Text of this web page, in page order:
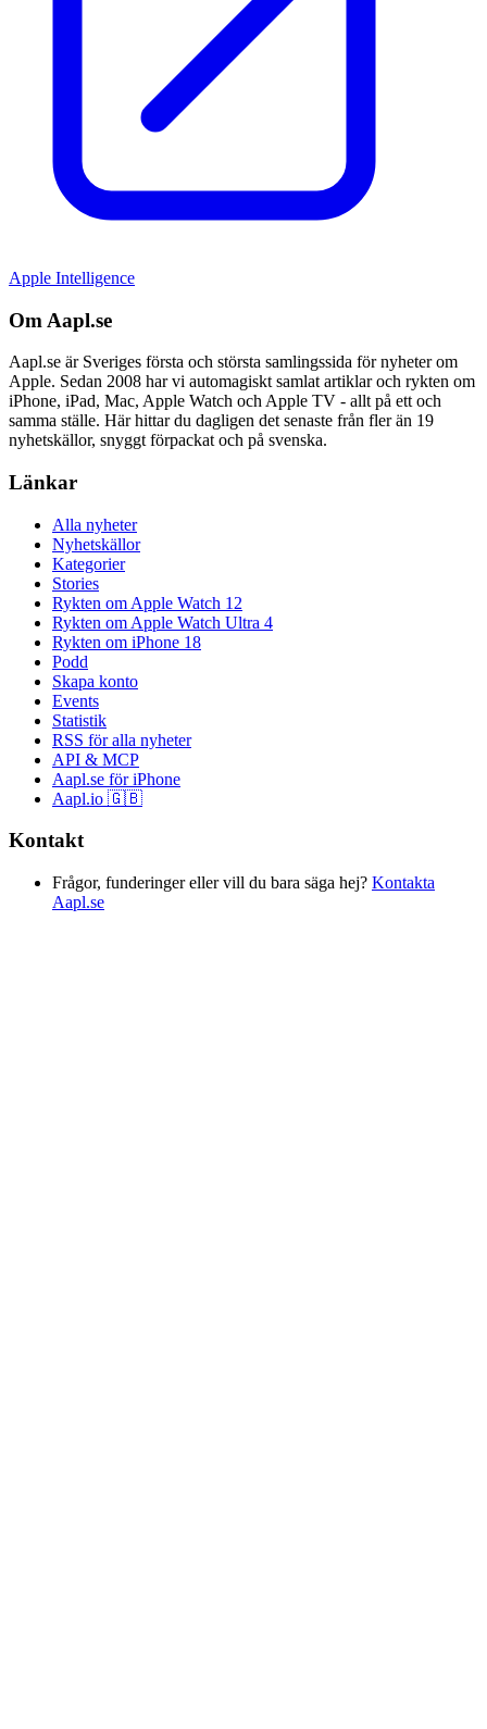
Apple Intelligence
Om Aapl.se
Aapl.se är Sveriges första och största samlingssida för nyheter om
Apple. Sedan 2008 har vi automagiskt samlat artiklar och rykten om
iPhone, iPad, Mac, Apple Watch och Apple TV - allt på ett och
samma ställe. Här hittar du dagligen det senaste från fler än 19
nyhetskällor, snyggt förpackat och på svenska.
Länkar
Alla nyheter
Nyhetskällor
Kategorier
Stories
Rykten om Apple Watch 12
Rykten om Apple Watch Ultra 4
Rykten om iPhone 18
Podd
Skapa konto
Events
Statistik
RSS för alla nyheter
API & MCP
Aapl.se för iPhone
Aapl.io 🇬🇧
Kontakt
Frågor, funderinger eller vill du bara säga hej? Kontakta
Aapl.se